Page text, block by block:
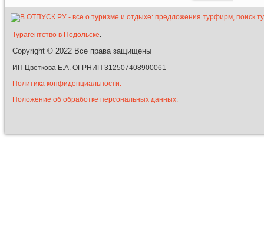
Турагентство в Подольске.
Copyright © 2022 Все права защищены
ИП Цветкова Е.А. ОГРНИП 312507408900061
Политика конфиденциальности.
Положение об обработке персональных данных.